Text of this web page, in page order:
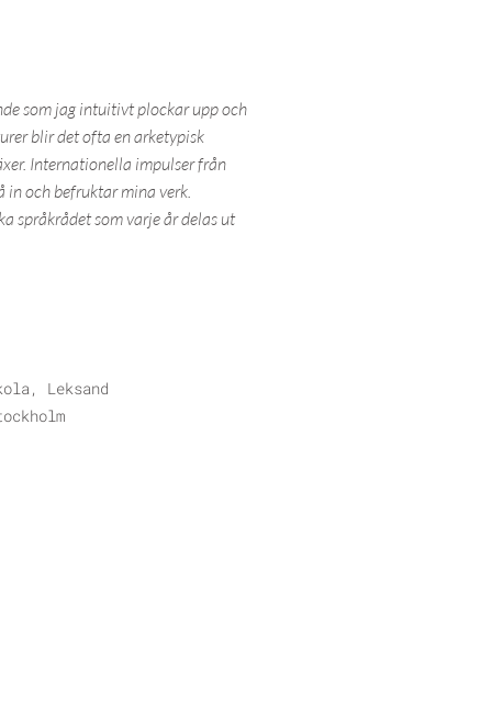
som jag intuitivt plockar upp och
blir det ofta en arketypisk
Internationella impulser från
in och befruktar mina verk.
språkrådet som varje år delas ut
Leksand